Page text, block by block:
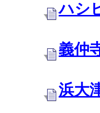
ハシ
義仲
浜大